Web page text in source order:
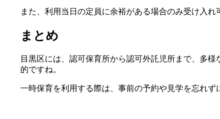
また、利用当日の定員に余裕がある場合のみ受け入
まとめ
目黒区には、認可保育所から認可外託児所まで、多
的ですね。
一時保育を利用する際は、事前の予約や見学を忘れ